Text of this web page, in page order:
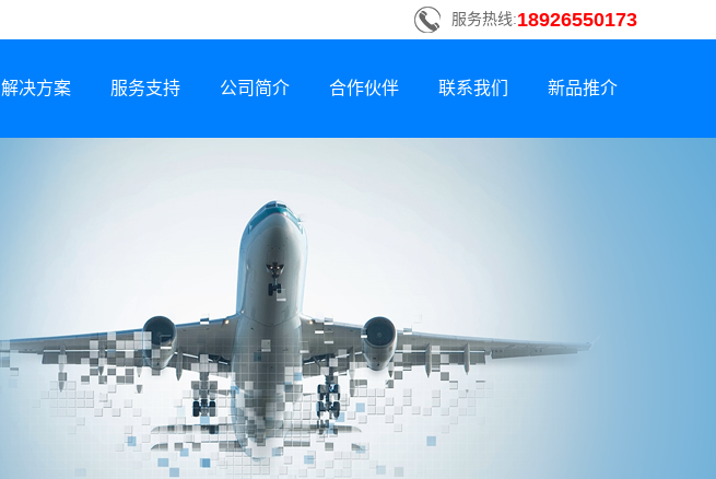
服务热线:18926550173
解决方案 服务支持
下载中心
公司简介 合作伙伴 联系我们 新品推介